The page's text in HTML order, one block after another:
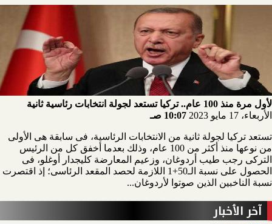
لأول مرة منذ 100 عام.. تركيا تستعد لجولة انتخابات رئاسية ثانية
الأربعاء، 17 مايو 2023
10:07 صـ
تستعد تركيا لجولة ثانية من الانتخابات الرئاسية، فى سابقة هى الأولى
من نوعها منذ أكثر من 100 عام، وذلك بعدما أخفق كل من الرئيس
التركى رجب طيب أردوغان، وزعيم المعارضة كليجدار أوغلو، فى
الحصول على نسبة الـ50+1 اللازمة لحصد المقعد الرئاسى؛ إذ اقتصرت
نسبة الناخبين الذين صوتوا لأردوغان...
آخر الأخبار